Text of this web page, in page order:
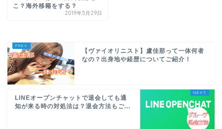
こ？海外移籍をする？
2019年5月29日
【ヴァイオリニスト】盧佳那って一体何者
なの？出身地や経歴についてご紹介！
LINEオープンチャットで退会しても通
知が来る時の対処法は？退会方法もご...